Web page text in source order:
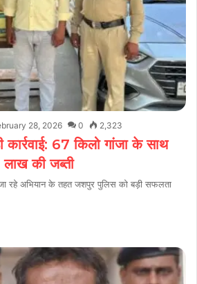
28, 2026 0 2,323
67 किलो गांजा के साथ
की जब्ती
रहे अभियान के तहत जशपुर पुलिस को बड़ी सफलता